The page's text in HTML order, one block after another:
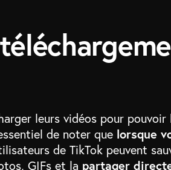
leurs vidéos pour
de noter que lorsque
de TikTok peuvent
GIFs et la partager